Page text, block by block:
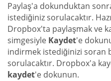
Paylaş'a dokunduktan
istediğiniz sorulacaktır.
Dropbox'ta paylaşmak ve
simgesiyle Kaydet'e
indirmek istediğinizi soran
sorulacaktır. Dropbox'a
kaydet'e dokunun.